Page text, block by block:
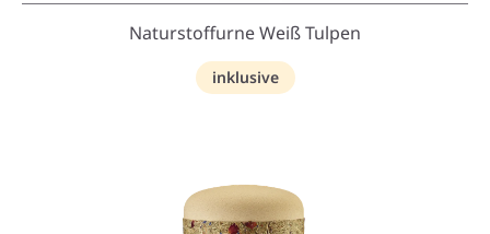
Naturstoffurne Weiß Tulpen
inklusive